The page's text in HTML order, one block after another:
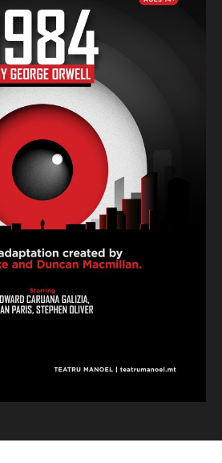
lights’ u effetti ta’ strobe,
u xeni grafiċi ta’ vjolenza u
għat-tfal taħt l-età ta’ 14-il sena.